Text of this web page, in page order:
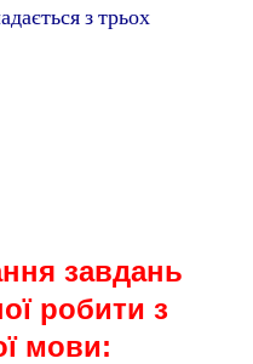
з трьох
завдань
робити з
мови: